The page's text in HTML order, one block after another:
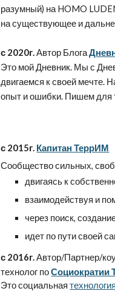
разумный) на HOMO
на существующее и
с 2020г.Автор Блога
Это мой Дневник. Мы с
двигаемся к своей мечте.
опыт и ошибки. Пишем для
с 2015г. Капитан ТеррИМ
Сообщество сильных,
двигаясь к
взаимодействуя и
через поиск,
идет по пути своей
с 2016г.Автор/Партнер/
технолог по Социократии
Этосоциальнаятехнология